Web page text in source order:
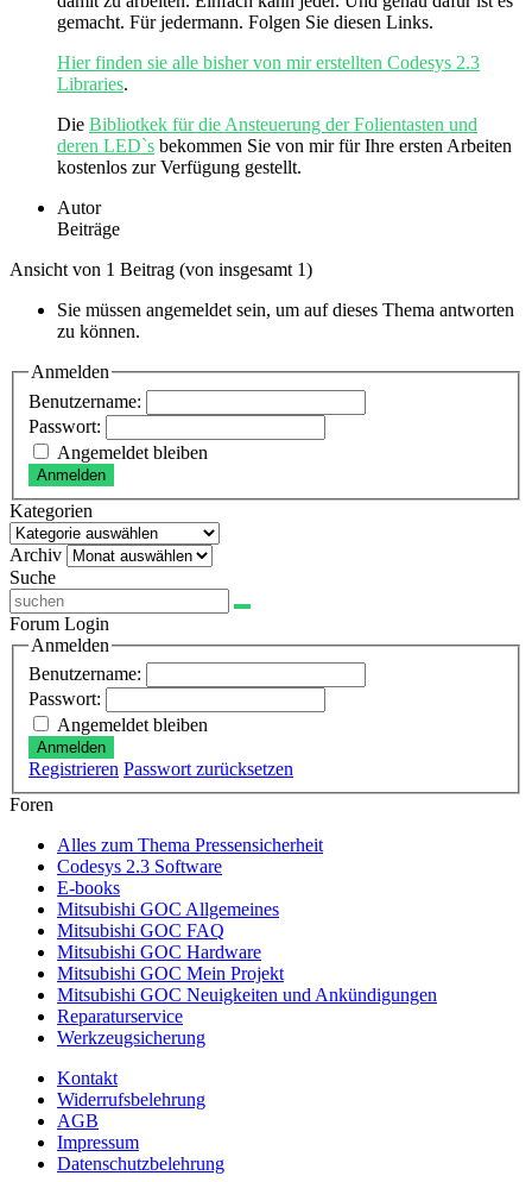
gemacht. Für jedermann. Folgen Sie diesen Links.
Hier finden sie alle bisher von mir erstellten Codesys 2.3
Libraries.
Die Bibliotkek für die Ansteuerung der Folientasten und
deren LED`s bekommen Sie von mir für Ihre ersten Arbeiten
kostenlos zur Verfügung gestellt.
Autor
Beiträge
Ansicht von 1 Beitrag (von insgesamt 1)
Sie müssen angemeldet sein, um auf dieses Thema antworten
zu können.
Anmelden
Benutzername:
Passwort:
Angemeldet bleiben
Anmelden
Kategorien
Kategorien
Archiv Archiv
Suche
Forum Login
Anmelden
Benutzername:
Passwort:
Angemeldet bleiben
Anmelden
Registrieren Passwort zurücksetzen
Foren
Alles zum Thema Pressensicherheit
Codesys 2.3 Software
E-books
Mitsubishi GOC Allgemeines
Mitsubishi GOC FAQ
Mitsubishi GOC Hardware
Mitsubishi GOC Mein Projekt
Mitsubishi GOC Neuigkeiten und Ankündigungen
Reparaturservice
Werkzeugsicherung
Kontakt
Widerrufsbelehrung
AGB
Impressum
Datenschutzbelehrung